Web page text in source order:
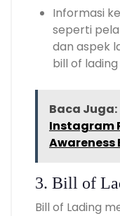
Informasi
seperti
dan aspek
bill of
Baca Juga:
Instagram
Awareness
3. Bill of
Bill of Lading